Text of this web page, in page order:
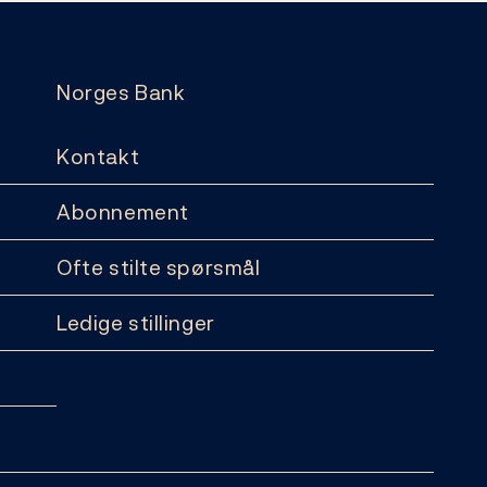
Norges Bank
Kontakt
Abonnement
Ofte stilte spørsmål
Ledige stillinger